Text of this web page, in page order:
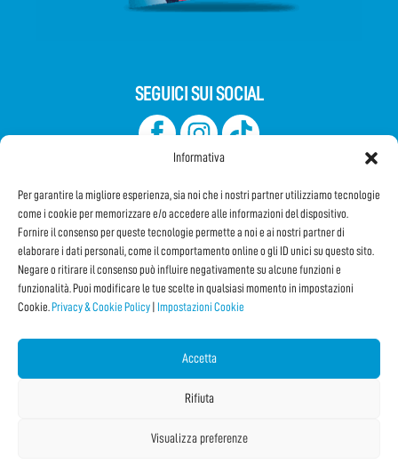
Informativa
Per garantire la migliore esperienza, sia noi che i nostri partner utilizziamo tecnologie
come i cookie per memorizzare e/o accedere alle informazioni del dispositivo.
Fornire il consenso per queste tecnologie permette a noi e ai nostri partner di
elaborare i dati personali, come il comportamento online o gli ID unici su questo sito.
Negare o ritirare il consenso può influire negativamente su alcune funzioni e
funzionalità. Puoi modificare le tue scelte in qualsiasi momento in impostazioni
Cookie. Privacy & Cookie Policy Impostazioni Cookie
Accetta
Rifiuta
Visualizza preferenze
SEGUICI SUI SOCIAL
Iscriviti alla Newsletter
CONDIVIDI QUESTA PAGINA!
Facebook
Copyright © 2026 Internet Festival 2025 |CreditsLa Jetée